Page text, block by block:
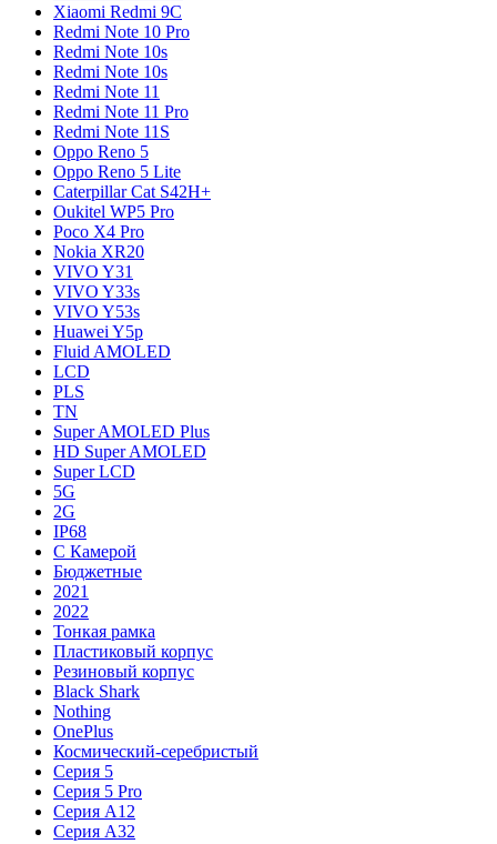
Xiaomi Redmi 9C
Redmi Note 10 Pro
Redmi Note 10s
Redmi Note 10s
Redmi Note 11
Redmi Note 11 Pro
Redmi Note 11S
Oppo Reno 5
Oppo Reno 5 Lite
Caterpillar Cat S42H+
Oukitel WP5 Pro
Poco X4 Pro
Nokia XR20
VIVO Y31
VIVO Y33s
VIVO Y53s
Huawei Y5p
Fluid AMOLED
LCD
PLS
TN
Super AMOLED Plus
HD Super AMOLED
Super LCD
5G
2G
IP68
С Камерой
Бюджетные
2021
2022
Тонкая рамка
Пластиковый корпус
Резиновый корпус
Black Shark
Nothing
OnePlus
Космический-серебристый
Серия 5
Серия 5 Pro
Серия A12
Серия A32